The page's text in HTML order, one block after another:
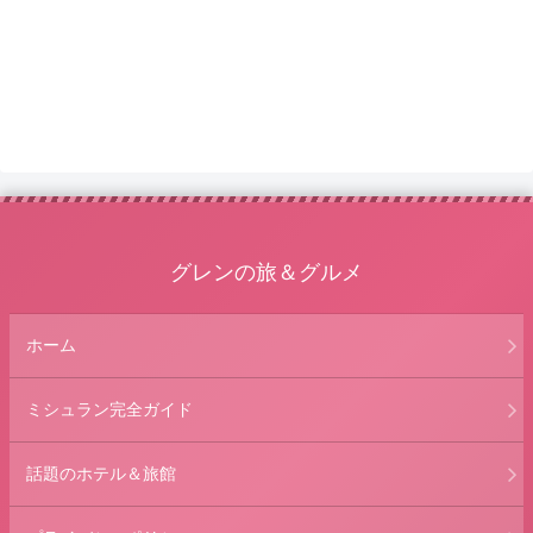
グレンの旅＆グルメ
ホーム
ミシュラン完全ガイド
話題のホテル＆旅館